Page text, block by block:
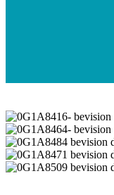
0G1A8416-
bevision
d3
0G1A8464-
bevision
d3
0G1A8484
bevision
0G1A8471